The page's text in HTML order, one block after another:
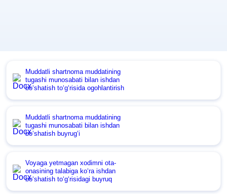
Muddatli shartnoma muddatining
tugashi munosabati bilan ishdan
boʻshatish toʻgʻrisida ogohlantirish
Muddatli shartnoma muddatining
tugashi munosabati bilan ishdan
boʻshatish buyrugʻi
Voyaga yetmagan хodimni ota-
onasining talabiga koʻra ishdan
boʻshatish toʻgʻrisidagi buyruq